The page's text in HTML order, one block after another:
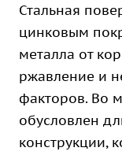
Стальная
цинковым
металла от
ржавление и
факторов. Во
обусловлен
конструкции,